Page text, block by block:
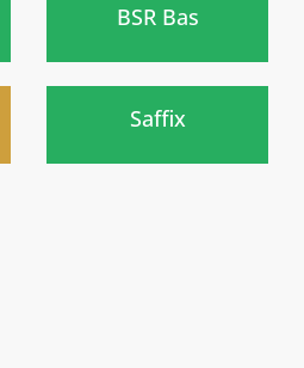
BSR Bas
Saffix
Nouveau